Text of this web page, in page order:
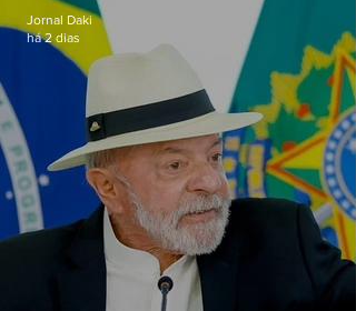
Jornal Daki
há 2 dias